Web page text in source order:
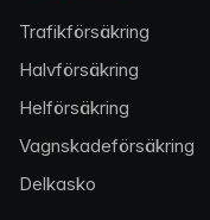
Trafikförsäkring
Halvförsäkring
Helförsäkring
Vagnskadeförsäkring
Delkasko